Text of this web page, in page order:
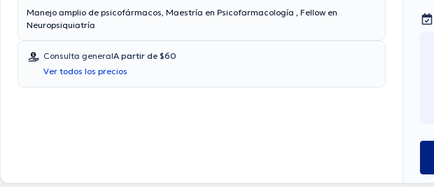
Manejo amplio de psicofármacos, Maestría en Psicofarmacología , Fellow en
Neuropsiquiatría
Consulta generalA partir de $60
Ver todos los precios